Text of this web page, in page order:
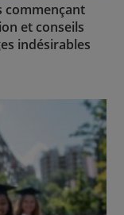
commençant
et conseils
indésirables